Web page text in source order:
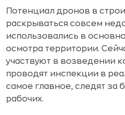
Потенциал дронов в
раскрываться совсем
использовались в
осмотра территории.
участвуют в возведении
проводят инспекции в
самое главное, следят за
рабочих.